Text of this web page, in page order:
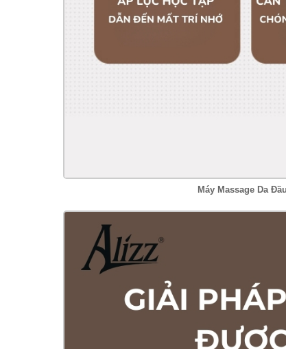
Máy Massage Da